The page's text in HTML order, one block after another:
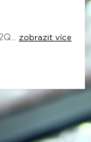
zobrazit více